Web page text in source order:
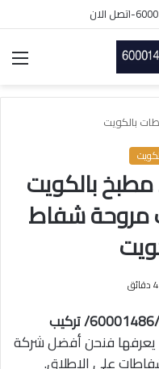
بالكويت
بالكويت
تركيب مروحة شفاط
ركيب مروحة شفاط مطبخ بالكويت /60001486/ تركيب
يعرفها فنحن أفضل شركة
على الإطلاق.